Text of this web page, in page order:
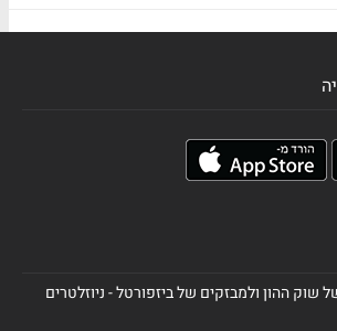
שוק ההון ולמבזקים של ביזפורטל - ניוזלטרים